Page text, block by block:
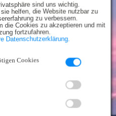
sind uns wichtig.
helfen, die Website nutzbar zu
zu verbessern.
die Cookies zu akzeptieren und mit
fortzufahren.
Datenschutzerklärung.
Cookies